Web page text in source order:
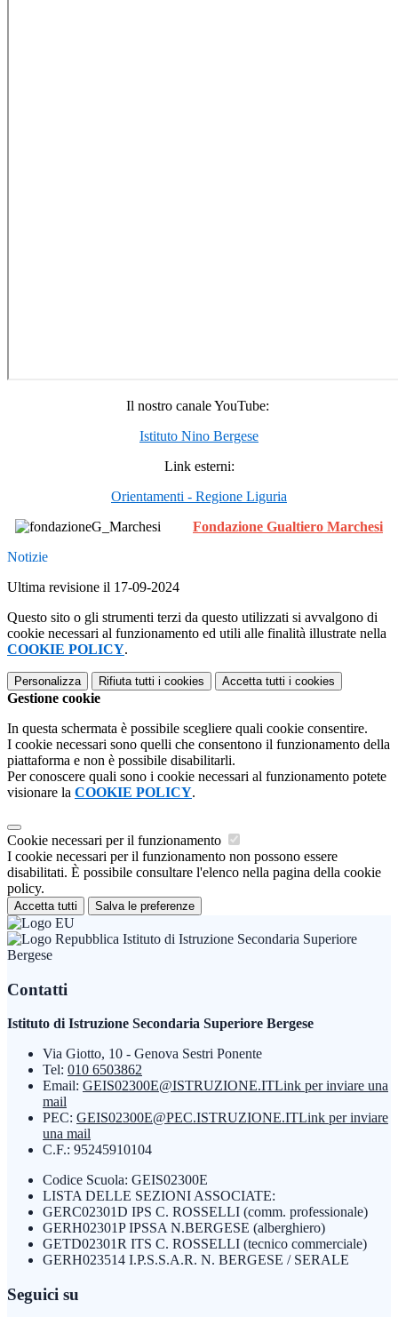
Il nostro canale YouTube:
Istituto Nino Bergese
Link esterni:
Orientamenti - Regione Liguria
Fondazione Gualtiero Marchesi
Notizie
Ultima revisione il 17-09-2024
Questo sito o gli strumenti terzi da questo utilizzati si avvalgono di
cookie necessari al funzionamento ed utili alle finalità illustrate nella
COOKIE POLICY.
Personalizza Rifiuta tutti i cookies Accetta tutti i cookies
Gestione cookie
In questa schermata è possibile scegliere quali cookie consentire.
I cookie necessari sono quelli che consentono il funzionamento della
piattaforma e non è possibile disabilitarli.
Per conoscere quali sono i cookie necessari al funzionamento potete
visionare la COOKIE POLICY.
Cookie necessari per il funzionamento
I cookie necessari per il funzionamento non possono essere
disabilitati. È possibile consultare l'elenco nella pagina della cookie
policy.
Accetta tutti Salva le preferenze
Istituto di Istruzione Secondaria Superiore
Bergese
Contatti
Istituto di Istruzione Secondaria Superiore Bergese
Via Giotto, 10 - Genova Sestri Ponente
Tel: 010 6503862
Email: GEIS02300E@ISTRUZIONE.ITLink per inviare una
mail
PEC: GEIS02300E@PEC.ISTRUZIONE.ITLink per inviare
una mail
C.F.: 95245910104
Codice Scuola: GEIS02300E
LISTA DELLE SEZIONI ASSOCIATE:
GERC02301D IPS C. ROSSELLI (comm. professionale)
GERH02301P IPSSA N.BERGESE (alberghiero)
GETD02301R ITS C. ROSSELLI (tecnico commerciale)
GERH023514 I.P.S.S.A.R. N. BERGESE / SERALE
Seguici su